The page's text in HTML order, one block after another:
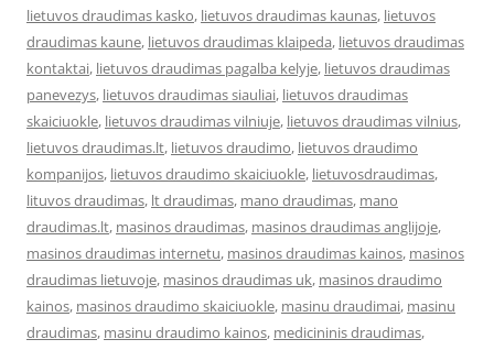
lietuvos draudimas kasko, lietuvos draudimas kaunas, lietuvos
draudimas kaune, lietuvos draudimas klaipeda, lietuvos draudimas
kontaktai, lietuvos draudimas pagalba kelyje, lietuvos draudimas
panevezys, lietuvos draudimas siauliai, lietuvos draudimas
skaiciuokle, lietuvos draudimas vilniuje, lietuvos draudimas vilnius,
lietuvos draudimas.lt, lietuvos draudimo, lietuvos draudimo
kompanijos, lietuvos draudimo skaiciuokle, lietuvosdraudimas,
lituvos draudimas, lt draudimas, mano draudimas, mano
draudimas.lt, masinos draudimas, masinos draudimas anglijoje,
masinos draudimas internetu, masinos draudimas kainos, masinos
draudimas lietuvoje, masinos draudimas uk, masinos draudimo
kainos, masinos draudimo skaiciuokle, masinu draudimai, masinu
draudimas, masinu draudimo kainos, medicininis draudimas,